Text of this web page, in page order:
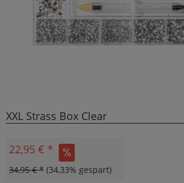
XXL Strass Box Clear
22,95 € *
34,95 € * (34,33% gespart)